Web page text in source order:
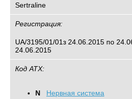
Sertraline
Регистрация:
UA/3195/01/01з 24.06.2015 по
24.06.2015
Код АТХ:
N
Нервная система